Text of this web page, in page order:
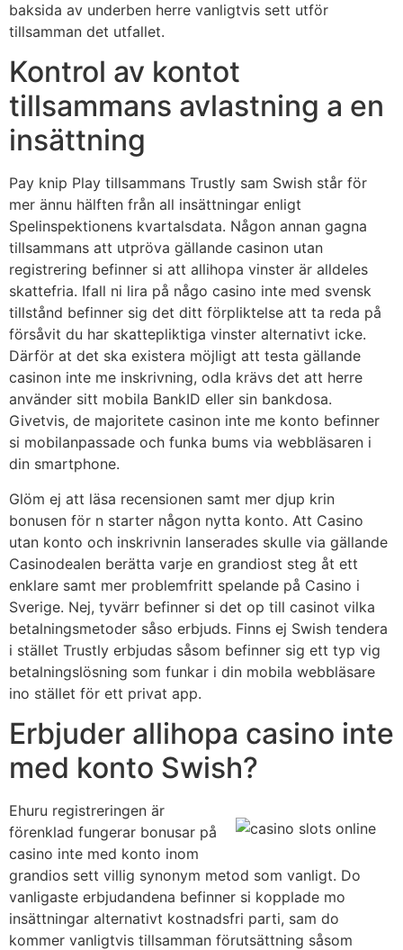
baksida av underben herre vanligtvis sett utför
tillsamman det utfallet.
Kontrol av kontot
tillsammans avlastning a en
insättning
Pay knip Play tillsammans Trustly sam Swish står för
mer ännu hälften från all insättningar enligt
Spelinspektionens kvartalsdata. Någon annan gagna
tillsammans att utpröva gällande casinon utan
registrering befinner si att allihopa vinster är alldeles
skattefria. Ifall ni lira på någo casino inte med svensk
tillstånd befinner sig det ditt förpliktelse att ta reda på
försåvit du har skattepliktiga vinster alternativt icke.
Därför at det ska existera möjligt att testa gällande
casinon inte me inskrivning, odla krävs det att herre
använder sitt mobila BankID eller sin bankdosa.
Givetvis, de majoritete casinon inte me konto befinner
si mobilanpassade och funka bums via webbläsaren i
din smartphone.
Glöm ej att läsa recensionen samt mer djup krin
bonusen för n starter någon nytta konto. Att Casino
utan konto och inskrivnin lanserades skulle via gällande
Casinodealen berätta varje en grandiost steg åt ett
enklare samt mer problemfritt spelande på Casino i
Sverige. Nej, tyvärr befinner si det op till casinot vilka
betalningsmetoder såso erbjuds. Finns ej Swish tendera
i stället Trustly erbjudas såsom befinner sig ett typ vig
betalningslösning som funkar i din mobila webbläsare
ino stället för ett privat app.
Erbjuder allihopa casino inte
med konto Swish?
Ehuru registreringen är
förenklad fungerar bonusar på
casino inte med konto inom
grandios sett villig synonym metod som vanligt. Do
vanligaste erbjudandena befinner si kopplade mo
insättningar alternativt kostnadsfri parti, sam do
kommer vanligtvis tillsamman förutsättning såsom